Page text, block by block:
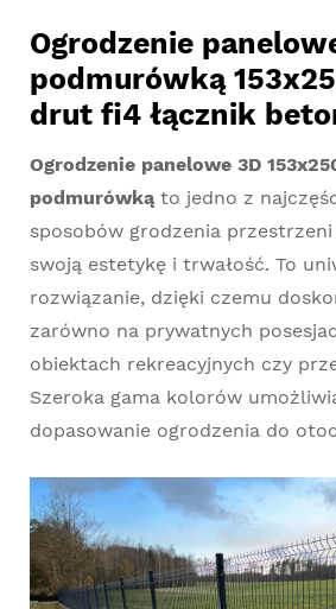
Ogrodzenie
podmurówką
drut fi4 łącznik
Ogrodzenie panelowe 3D
podmurówką to jedno z
sposobów grodzenia
swoją estetykę i trwałość. To
rozwiązanie, dzięki czemu
zarówno na prywatnych
obiektach rekreacyjnych czy
Szeroka gama kolorów
dopasowanie ogrodzenia do